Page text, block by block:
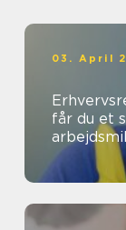
03. April
får du et